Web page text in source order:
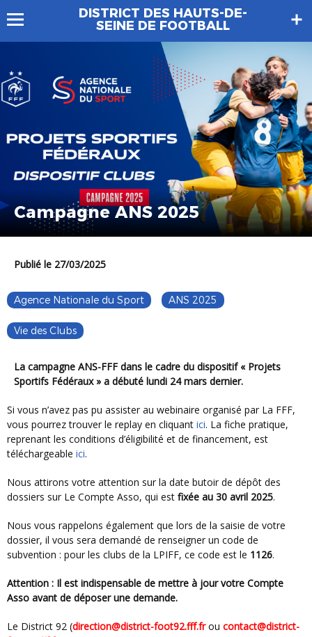
DISTRICT DES HAUTS-DE-
SEINE DE FOOTBALL
Campagne ANS 2025
Publié le 27/03/2025
Agence Nationale du Sport ANS 2025
Vie des Clubs
La campagne ANS-FFF dans le cadre du dispositif « Projets
Sportifs Fédéraux » a débuté lundi 24 mars dernier.
Si vous n’avez pas pu assister au webinaire organisé par La FFF,
vous pourrez trouver le replay en cliquant ici. La fiche pratique,
reprenant les conditions d’éligibilité et de financement, est
téléchargeable ici.
Nous attirons votre attention sur la date butoir de dépôt des
dossiers sur Le Compte Asso, qui est fixée au 30 avril 2025.
Nous vous rappelons également que lors de la saisie de votre
dossier, il vous sera demandé de renseigner un code de
subvention : pour les clubs de la LPIFF, ce code est le 1126.
Attention : Il est indispensable de mettre à jour votre Compte
Asso avant de déposer une demande.
Le District 92 (direction@district-foot92.fff.frou contact@district-